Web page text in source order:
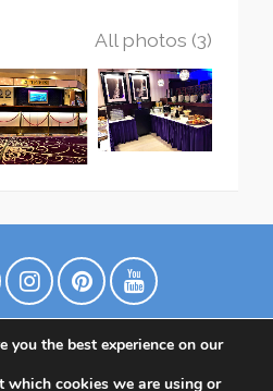
All photos (3)
you the best experience on our
which cookies we are using or